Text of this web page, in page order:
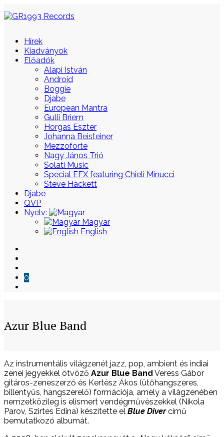
Hírek
Kiadványok
Előadók
Alapi István
Android
Boggie
Djabe
European Mantra
Gulli Briem
Horgas Eszter
Johanna Beisteiner
Mezzoforte
Nagy János Trió
Solati Music
Special EFX featuring Chieli Minucci
Steve Hackett
Djabe
QVP
Nyelv:
Magyar
English
0
Azur Blue Band
Skip
to
content
Az instrumentális világzenét jazz, pop, ambient és indiai
zenei jegyekkel ötvöző Azur Blue Band Veress Gábor
gitáros-zeneszerző és Kertész Ákos (ütőhangszeres,
billentyűs, hangszerelő) formációja, amely a világzenében
nemzetközileg is elismert vendégművészekkel (Nikola
Parov, Szirtes Edina) készítette el Blue Divercímű
bemutatkozó albumát.